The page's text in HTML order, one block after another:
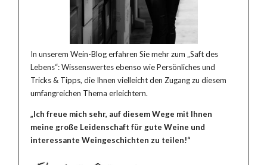
In unserem Wein-Blog erfahren Sie mehr zum „Saft des
Lebens“: Wissenswertes ebenso wie Persönliches und
Tricks & Tipps, die Ihnen vielleicht den Zugang zu diesem
umfangreichen Thema erleichtern.
„Ich freue mich sehr, auf diesem Wege mit Ihnen
meine große Leidenschaft für gute Weine und
interessante Weingeschichten zu teilen!“